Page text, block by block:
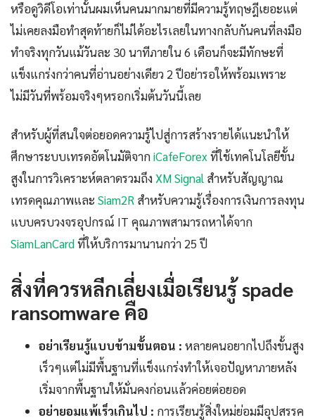
หรือดูวิดีโอเท่านั้นผมเห็นคนมากมายที่มีความรู้ทฤษฎีเยอะแต่
ไม่เคยลงมือทำสุดท้ายก็ไม่ได้อะไรเลยในทางกลับกันคนที่ลงมือ
ทำจริงทุกวันแม้วันละ 30 นาทีภายใน 6 เดือนก็จะมีทักษะที่
แข็งแกร่งกว่าคนที่อ่านอย่างเดียว 2 ปีอย่ารอให้พร้อมเพราะ
ไม่มีวันที่พร้อมจริงๆหรอกเริ่มต้นวันนี้เลย
สำหรับผู้ที่สนใจต่อยอดความรู้ไปสู่การสร้างรายได้แนะนำให้
ศึกษาระบบเทรดอัตโนมัติจากiCafeForex ที่ใช้เทคโนโลยีขั้น
สูงในการวิเคราะห์ตลาดรวมถึง XM Signal สำหรับสัญญาณ
เทรดคุณภาพและ Siam2R สำหรับความรู้เรื่องการเงินการลงทุน
แบบครบวงจรอุปกรณ์ IT คุณภาพสามารถหาได้จาก
SiamLanCardที่ให้บริการมานานกว่า 25 ปี
สิ่งที่ควรหลีกเลี่ยงเมื่อเรียนรู้ spade
ransomware คือ
อย่าเรียนรู้แบบข้ามขั้นตอน : หลายคนอยากไปถึงขั้นสูง
เร็วๆแต่ไม่มีพื้นฐานที่แข็งแกร่งทำให้เจอปัญหาภายหลัง
เริ่มจากพื้นฐานให้มั่นคงก่อนแล้วค่อยต่อยอด
อย่ายอมแพ้เร็วเกินไป : การเรียนรู้สิ่งใหม่ย่อมมีอุปสรรค